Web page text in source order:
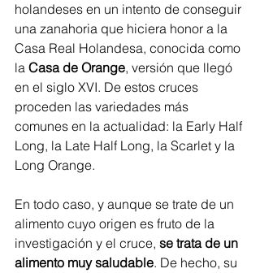
holandeses en un intento de conseguir
una zanahoria que hiciera honor a la
Casa Real Holandesa, conocida como
la Casa de Orange, versión que llegó
en el siglo XVI. De estos cruces
proceden las variedades más
comunes en la actualidad: la Early Half
Long, la Late Half Long, la Scarlet y la
Long Orange.
En todo caso, y aunque se trate de un
alimento cuyo origen es fruto de la
investigación y el cruce, se trata de un
alimento muy saludable. De hecho, su